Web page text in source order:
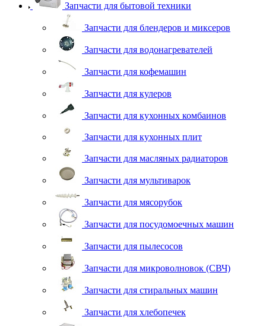
Запчасти для бытовой техники
Запчасти для блендеров и миксеров
Запчасти для водонагревателей
Запчасти для кофемашин
Запчасти для кулеров
Запчасти для кухонных комбаинов
Запчасти для кухонных плит
Запчасти для масляных радиаторов
Запчасти для мультиварок
Запчасти для мясорубок
Запчасти для посудомоечных машин
Запчасти для пылесосов
Запчасти для микроволновок (СВЧ)
Запчасти для стиральных машин
Запчасти для хлебопечек